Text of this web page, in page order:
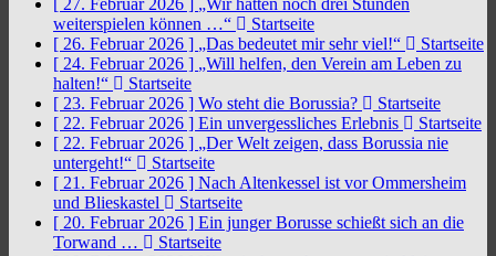
[ 27. Februar 2026 ] „Wir hätten noch drei Stunden
weiterspielen können …“
Startseite
[ 26. Februar 2026 ] „Das bedeutet mir sehr viel!“
Startseite
[ 24. Februar 2026 ] „Will helfen, den Verein am Leben zu
halten!“
Startseite
[ 23. Februar 2026 ] Wo steht die Borussia?
Startseite
[ 22. Februar 2026 ] Ein unvergessliches Erlebnis
Startseite
[ 22. Februar 2026 ] „Der Welt zeigen, dass Borussia nie
untergeht!“
Startseite
[ 21. Februar 2026 ] Nach Altenkessel ist vor Ommersheim
und Blieskastel
Startseite
[ 20. Februar 2026 ] Ein junger Borusse schießt sich an die
Torwand …
Startseite